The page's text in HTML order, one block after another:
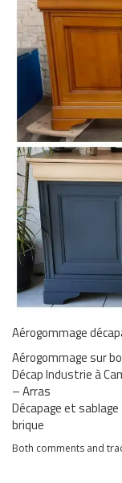
Aérogommage
Aérogommage sur
Décap Industrie à
– Arras
Décapage et
brique
Both comments and